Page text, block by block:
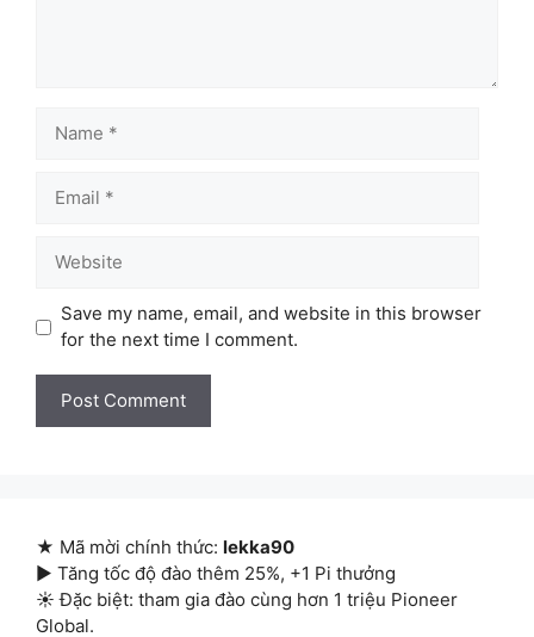
Save my name, email, and website in this browser
for the next time I comment.
★ Mã mời chính thức: lekka90
▶ Tăng tốc độ đào thêm 25%, +1 Pi thưởng
☀ Đặc biệt: tham gia đào cùng hơn 1 triệu Pioneer
Global.